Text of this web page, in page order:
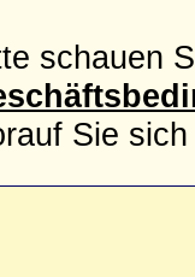
schauen
Sie